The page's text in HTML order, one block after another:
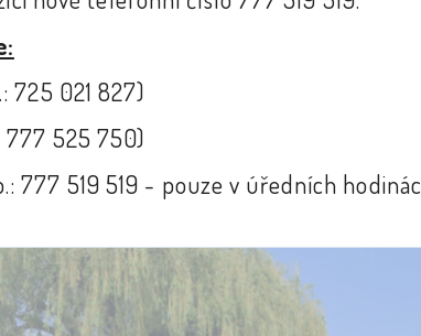
725 021 827)
777 525 750)
777 519 519 - pouze v úředních